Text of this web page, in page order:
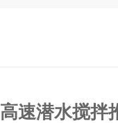
高速潜水搅拌